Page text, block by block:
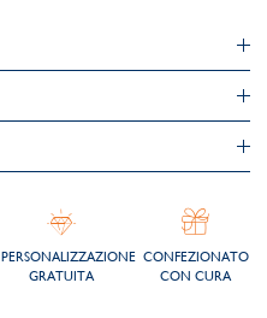
PERSONALIZZAZIONE
GRATUITA
CONFEZIONATO
CON CURA